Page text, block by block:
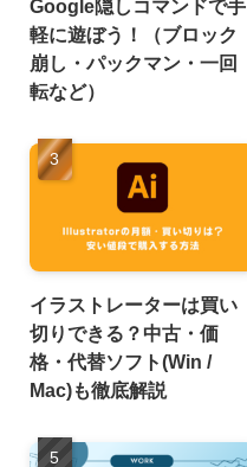
Google隠しコマンドで手
軽に遊ぼう！（ブロック
崩し・パックマン・一回
転など）
イラストレーターは買い
切りできる？中古・価
格・代替ソフト(Win /
Mac)も徹底解説